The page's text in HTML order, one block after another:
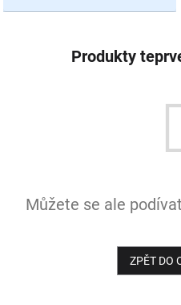
%
Produkty
Můžete se ale
ZPĚT DO